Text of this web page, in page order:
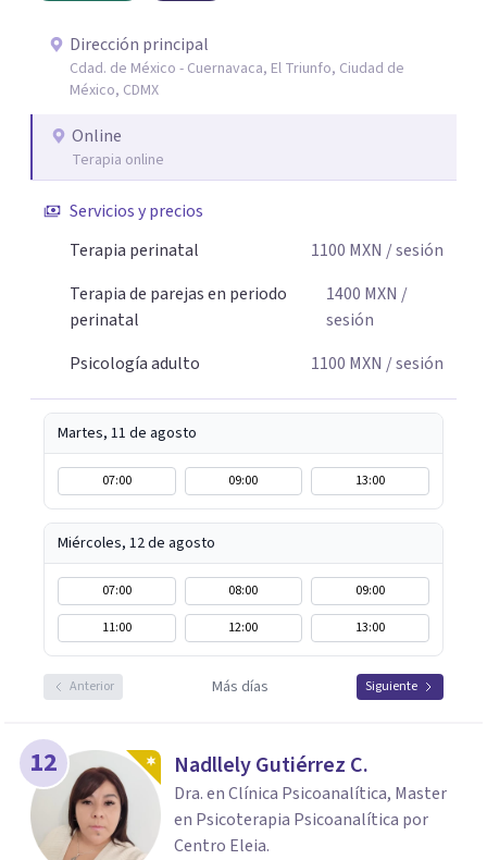
que buscar ayuda psicológica es un acto de valentía y
autocuidado. Mi objetivo es acompañarte para que puedas
comprender mejor lo que estás viviendo, fortalecer tus
recursos personales y construir una vida más plena y
congruente con tus necesidades y valores.
Dirección principal
Cdad. de México - Cuernavaca, El Triunfo, Ciudad de
México, CDMX
Online
Terapia online
Servicios y precios
Terapia perinatal
1100 MXN / sesión
Terapia de parejas en periodo
perinatal
1400 MXN /
sesión
Psicología adulto
1100 MXN / sesión
Martes, 11 de agosto
07:00 09:00 13:00
Miércoles, 12 de agosto
07:00 08:00
09:00
11:00
12:00 13:00
Anterior Más días Siguiente
12 Nadllely Gutiérrez C.
Dra. en Clínica Psicoanalítica, Master
en Psicoterapia Psicoanalítica por
Centro Eleia.